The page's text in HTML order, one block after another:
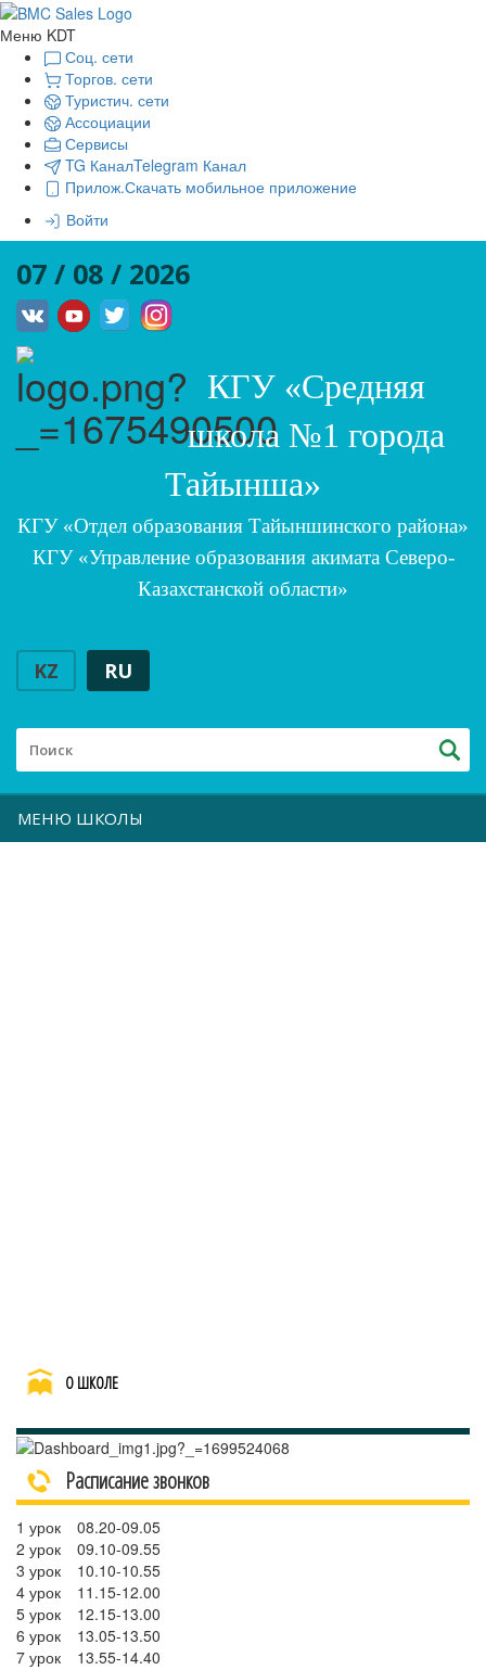
Меню KDT
Соц. сети
Торгов. сети
Туристич. сети
Ассоциации
Сервисы
TG КаналTelegram Канал
Прилож.Скачать мобильное приложение
Войти
07 / 08 / 2026
КГУ «Средняя
школа №1 города
Тайынша»
КГУ «Отдел образования Тайыншинского района»
КГУ «Управление образования акимата Северо-
Казахстанской области»
KZ RU
МЕНЮ ШКОЛЫ
О ШКОЛЕ
Расписание звонков
1 урок
08.20-09.05
2 урок
09.10-09.55
3 урок
10.10-10.55
4 урок
11.15-12.00
5 урок
12.15-13.00
6 урок
13.05-13.50
7 урок
13.55-14.40